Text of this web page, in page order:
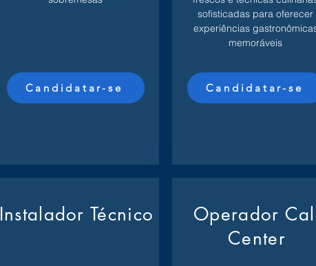
Candidatar-se
Instalador Técnico
sofisticadas para oferecer
experiências
memoráveis
Candidatar-se
Operador
Center